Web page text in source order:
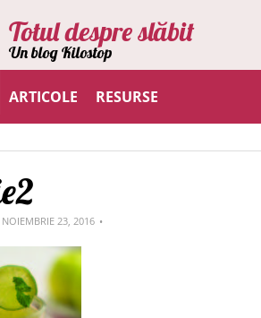
Totul despre slăbit
Un blog Kilostop
ARTICOLE RESURSE
NOIEMBRIE 23, 2016